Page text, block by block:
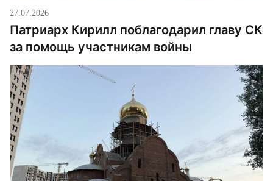
27.07.2026
Патриарх Кирилл поблагодарил главу СК
за помощь участникам войны